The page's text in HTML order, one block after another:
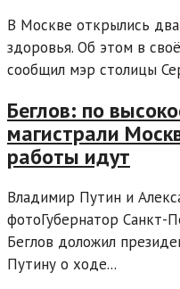
В Москве открылись
здоровья. Об этом в
сообщил мэр столицы
Беглов: по
магистрали
работы идут
Владимир Путин и
фотоГубернатор Санкт-
Беглов доложил
Путину о ходе...